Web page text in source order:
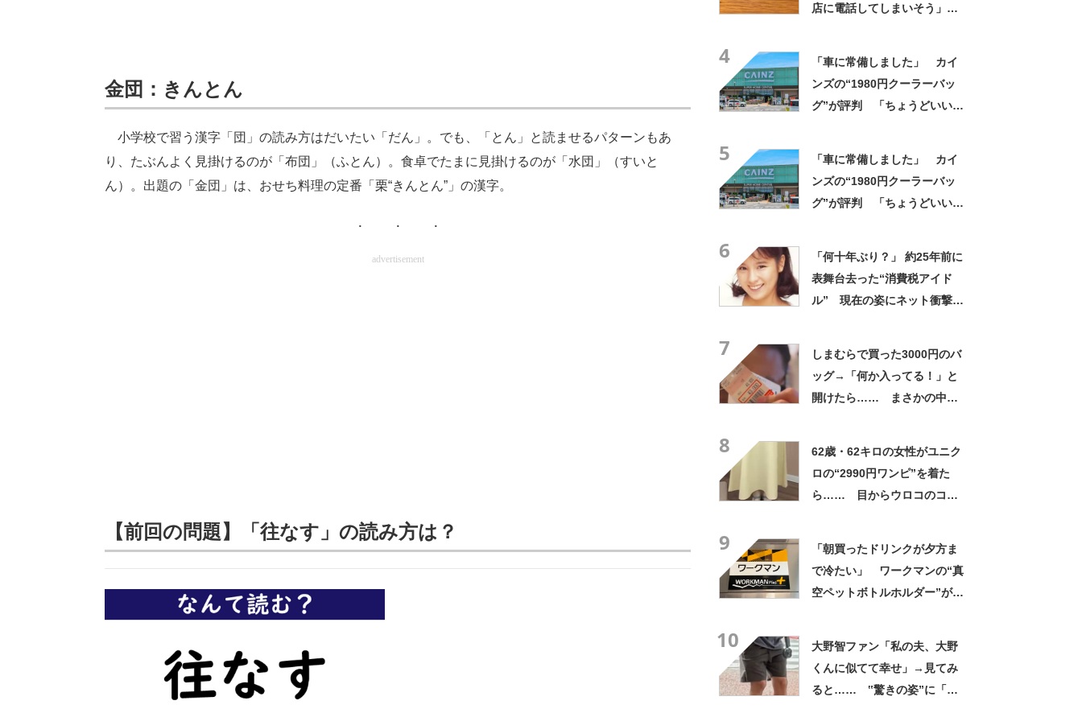
金団：きんとん
小学校で習う漢字「団」の読み方はだいたい「だん」。でも、「とん」と読ませるパターンもあ
り、たぶんよく見掛けるのが「布団」（ふとん）。食卓でたまに見掛けるのが「水団」（すいと
ん）。出題の「金団」は、おせち料理の定番「栗“きんとん”」の漢字。
advertisement
【前回の問題】「往なす」の読み方は？
店に電話してしまいそう」
4
「車に常備しました」 カイ
ンズの“1980円クーラーバッ
グ”が評判 「ちょうどいい大
5
「車に常備しました」 カイ
ンズの“1980円クーラーバッ
グ”が評判 「ちょうどいい大
6
「何十年ぶり？」 約25年前に
表舞台去った“消費税アイド
ル” 現在の姿にネット衝撃
7
しまむらで買った3000円のバ
ッグ→「何か入ってる！」と
開けたら…… まさかの中身
8
62歳・62キロの女性がユニク
ロの“2990円ワンピ”を着た
ら…… 目からウロコのコー
9
「朝買ったドリンクが夕方ま
で冷たい」 ワークマンの“真
空ペットボトルホルダー”が大
10
大野智ファン「私の夫、大野
くんに似てて幸せ」→見てみ
ると…… ‟驚きの姿”に「最